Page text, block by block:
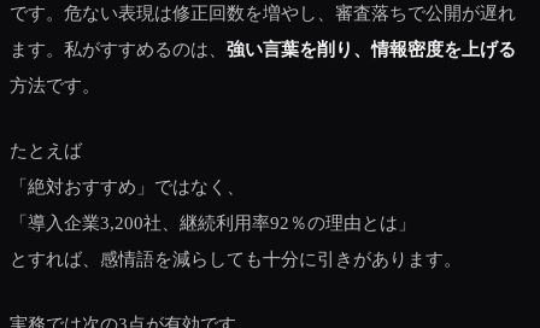
です。危ない表現は修正回数を増やし、審査落ちで公開が遅れ
ます。私がすすめるのは、 強い言葉を削り、情報密度を上げる
方法です。
たとえば
「絶対おすすめ」ではなく、
「導入企業3,200社、継続利用率92％の理由とは」
とすれば、感情語を減らしても十分に引きがあります。
実務では次の3点が有効です。